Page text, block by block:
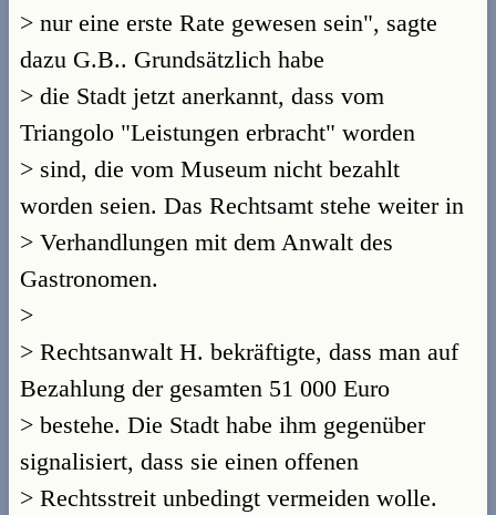
> nur eine erste Rate gewesen sein", sagte
dazu G.B.. Grundsätzlich habe
> die Stadt jetzt anerkannt, dass vom
Triangolo "Leistungen erbracht" worden
> sind, die vom Museum nicht bezahlt
worden seien. Das Rechtsamt stehe weiter in
> Verhandlungen mit dem Anwalt des
Gastronomen.
>
> Rechtsanwalt H. bekräftigte, dass man auf
Bezahlung der gesamten 51 000 Euro
> bestehe. Die Stadt habe ihm gegenüber
signalisiert, dass sie einen offenen
> Rechtsstreit unbedingt vermeiden wolle.